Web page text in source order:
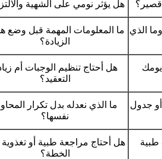
هل يؤثر نومي على الشهية
الذي ما المعلومات المهمة قبل وضع
الزيادة؟
هل أحتاج تنظيم الوجبات أم
التعقيد؟
جدول
ما الذي نعدله بدل تكرار
نفسها؟
طبية
هل أحتاج مراجعة طبية أو
الخطة؟